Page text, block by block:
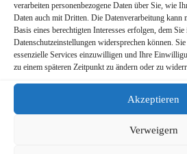
verarbeiten personenbezogene Daten über Sie, wie
Daten auch mit Dritten. Die Datenverarbeitung
Basis eines berechtigten Interesses erfolgen, dem
Datenschutzeinstellungen widersprechen können.
essenzielle Services einzuwilligen und Ihre
zu einem späteren Zeitpunkt zu ändern oder zu
Akzeptieren
Verweigern